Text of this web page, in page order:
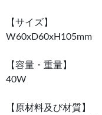
【サイズ】
W60xD60xH105mm
【容量・重量】
40W
【原材料及び材質】